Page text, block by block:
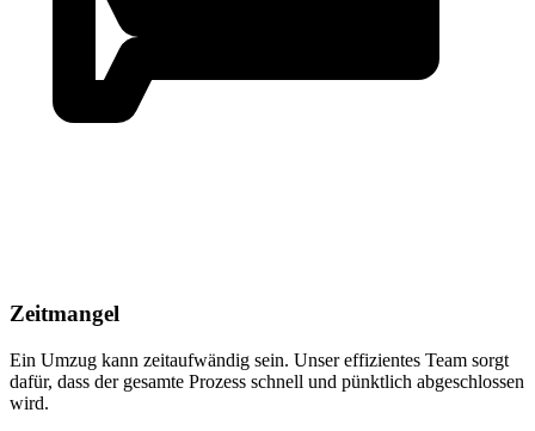
Zeitmangel
Ein Umzug kann zeitaufwändig sein. Unser effizientes Team sorgt
dafür, dass der gesamte Prozess schnell und pünktlich abgeschlossen
wird.